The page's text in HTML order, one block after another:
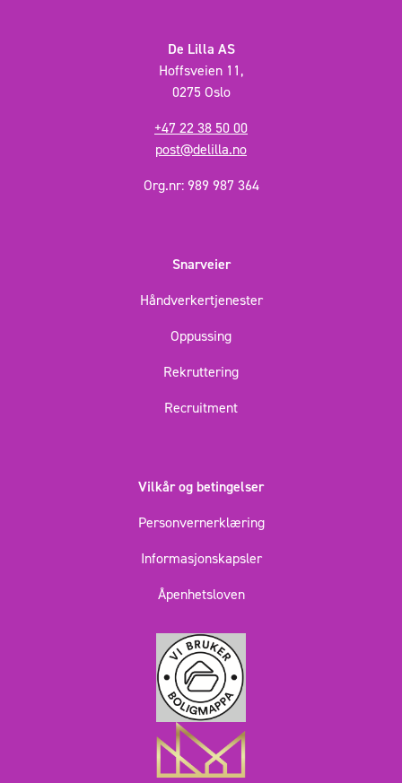
De Lilla AS
Hoffsveien 11,
0275 Oslo
+47 22 38 50 00
post@delilla.no
Org.nr: 989 987 364
Snarveier
Håndverkertjenester
Oppussing
Rekruttering
Recruitment
Vilkår og betingelser
Personvernerklæring
Informasjonskapsler
Åpenhetsloven